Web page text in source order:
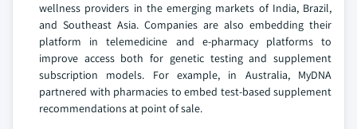
wellness providers in the emerging markets of India, Brazil,
and Southeast Asia. Companies are also embedding their
platform in telemedicine and e-pharmacy platforms to
improve access both for genetic testing and supplement
subscription models. For example, in Australia, MyDNA
partnered with pharmacies to embed test-based supplement
recommendations at point of sale.